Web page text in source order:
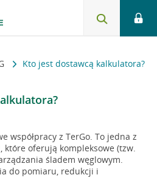
Kto jest dostawcą kalkulatora?
współpracy z TerGo. To jedna z
oferują kompleksowe (tzw.
śladem węglowym.
do pomiaru, redukcji i